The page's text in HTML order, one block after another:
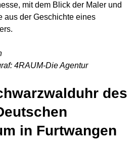
mit dem Blick der Maler und
aus der Geschichte eines
4RAUM-Die Agentur
des
in Furtwangen